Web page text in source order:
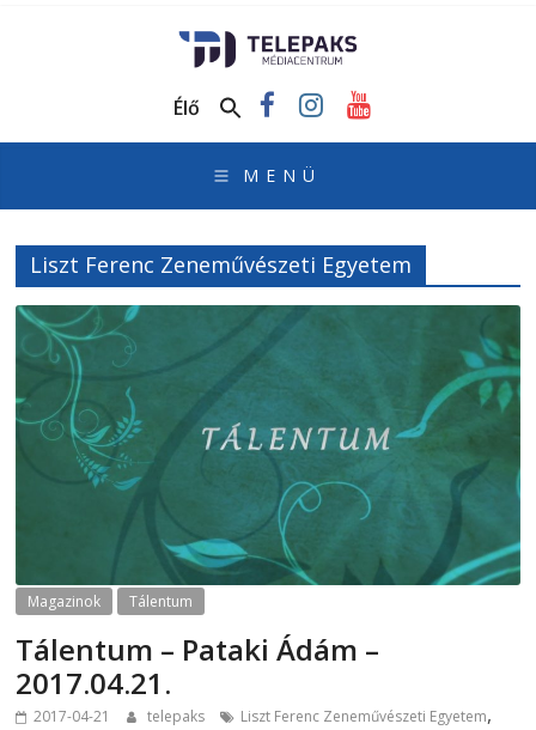
Médiacentrum
honlapja
Élő
Liszt Ferenc Zeneművészeti Egyetem
Magazinok Tálentum
Tálentum – Pataki Ádám –
2017.04.21.
2017-04-21 telepaks Liszt Ferenc Zeneművészeti Egyetem,